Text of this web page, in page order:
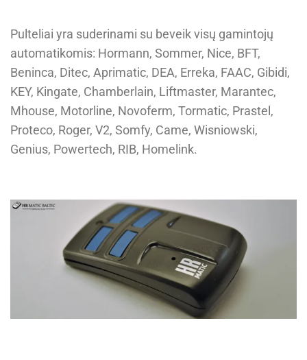
Pulteliai yra suderinami su beveik visų gamintojų
automatikomis: Hormann, Sommer, Nice, BFT,
Beninca, Ditec, Aprimatic, DEA, Erreka, FAAC, Gibidi,
KEY, Kingate, Chamberlain, Liftmaster, Marantec,
Mhouse, Motorline, Novoferm, Tormatic, Prastel,
Proteco, Roger, V2, Somfy, Came, Wisniowski,
Genius, Powertech, RIB, Homelink.